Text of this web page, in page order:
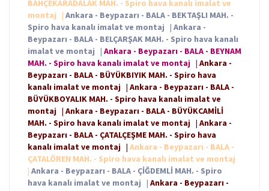
BAHÇEKARADALAK MAH. - Spiro hava kanalı imalat ve
montaj
| Ankara - Beypazarı - BALA - BEKTAŞLI MAH. -
Spiro hava kanalı imalat ve montaj | Ankara -
Beypazarı - BALA - BELÇARŞAK MAH. - Spiro hava kanalı
imalat ve montaj | Ankara - Beypazarı - BALA - BEYNAM
MAH. - Spiro hava kanalı imalat ve montaj | Ankara -
Beypazarı - BALA - BÜYÜKBIYIK MAH. - Spiro hava
kanalı imalat ve montaj | Ankara - Beypazarı - BALA -
BÜYÜKBOYALIK MAH. - Spiro hava kanalı imalat ve
montaj | Ankara - Beypazarı - BALA - BÜYÜKCAMİLİ
MAH. - Spiro hava kanalı imalat ve montaj | Ankara -
Beypazarı - BALA - ÇATALÇEŞME MAH. - Spiro hava
kanalı imalat ve montaj | Ankara - Beypazarı - BALA -
ÇATALÖREN MAH. - Spiro hava kanalı imalat ve montaj
| Ankara - Beypazarı - BALA - ÇİĞDEMLİ MAH. - Spiro
hava kanalı imalat ve montaj | Ankara - Beypazarı -